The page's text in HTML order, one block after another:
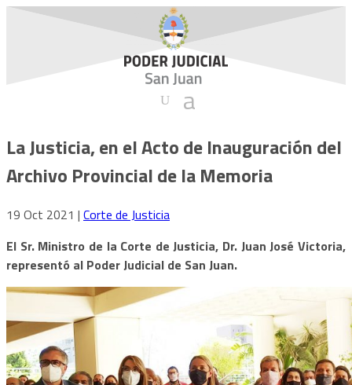
La Justicia, en el Acto de Inauguración del
Archivo Provincial de la Memoria
19 Oct 2021 | Corte de Justicia
El Sr. Ministro de la Corte de Justicia, Dr. Juan José Victoria,
representó al Poder Judicial de San Juan.